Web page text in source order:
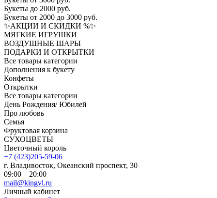
Букеты до 2000 руб.
Букеты от 2000 до 3000 руб.
✨АКЦИИ И СКИДКИ %✨
МЯГКИЕ ИГРУШКИ
ВОЗДУШНЫЕ ШАРЫ
ПОДАРКИ И ОТКРЫТКИ
Все товары категории
Дополнения к букету
Конфеты
Открытки
Все товары категории
День Рождения/ Юбилей
Про любовь
Семья
Фруктовая корзина
СУХОЦВЕТЫ
Цветочный король
+7 (423)205-59-06
г. Владивосток, Океанский проспект, 30
09:00—20:00
mail@kingvl.ru
Личный кабинет